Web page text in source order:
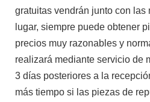
gratuitas vendrán junto con las
lugar, siempre puede obtener
precios muy razonables y
realizará mediante servicio de
3 días posteriores a la
más tiempo si las piezas de